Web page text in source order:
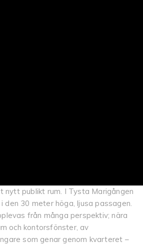
nytt publikt rum. I Tysta Marigången
den 30 meter höga, ljusa passagen.
från många perspektiv; nära
och kontorsfönster, av
som genar genom kvarteret –